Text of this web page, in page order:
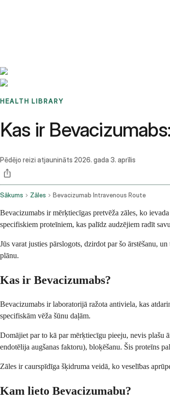
HEALTH LIBRARY
Kas ir
Pēdējo reizi atjaunināts 2026. gada 3. aprīlis
Sākums Zāles Bevacizumab Intravenous Route
Bevacizumabs ir mērķtiecīgas pretvēža zāles, ko
specifiskiem proteīniem, kas palīdz audzējiem radīt
Jūs varat justies pārslogots, dzirdot par šo ārstēšanu,
plānu.
Kas ir Bevacizumabs?
Bevacizumabs ir laboratorijā ražota antiviela, kas
specifiskām vēža šūnu daļām.
Domājiet par to kā par mērķtiecīgu pieeju, nevis plašu
endotēlija augšanas faktoru), bloķēšanu. Šis proteīns
Zāles ir caurspīdīga šķidruma veidā, ko veselības
Kam lieto Bevacizumabu?